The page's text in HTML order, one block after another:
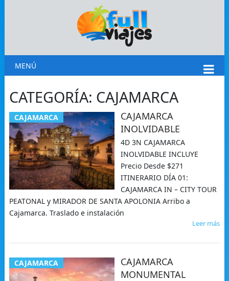
MENÚ
CATEGORÍA: CAJAMARCA
CAJAMARCA
CAJAMARCA
INOLVIDABLE
4D 3N CAJAMARCA
INOLVIDABLE INCLUYE
Precio Desde $271
ITINERARIO DÍA 01:
CAJAMARCA IN – CITY TOUR
PEATONAL y MIRADOR DE SANTA APOLONIA Arribo a
Cajamarca. Traslado e instalación
Leer más
CAJAMARCA
CAJAMARCA
MONUMENTAL